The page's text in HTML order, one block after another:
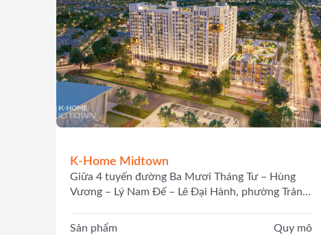
K-Home Midtown
Giữa 4 tuyến đường Ba Mươi Tháng Tư – Hùng
Vương – Lý Nam Đế – Lê Đại Hành, phường Trảng
Sản phẩm
Quy mô